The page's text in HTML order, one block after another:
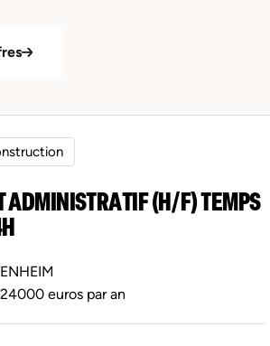
ADMINISTRATIF (H/F) TEMPS
euros par an